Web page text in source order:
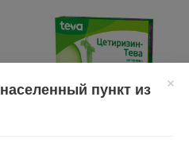
пункт из